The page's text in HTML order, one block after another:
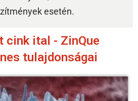
esetén.
cink ital - ZinQue
tulajdonságai